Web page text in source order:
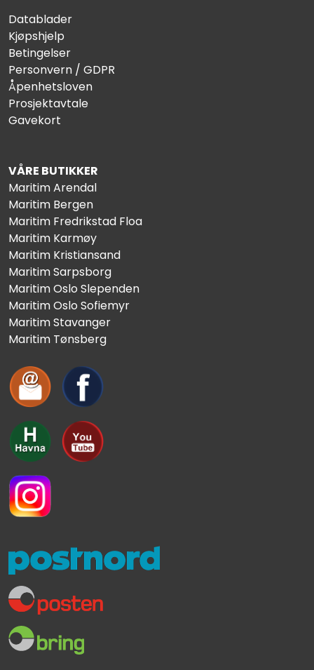
Datablader
Kjøpshjelp
Betingelser
Personvern / GDPR
Åpenhetsloven
Prosjektavtale
Gavekort
VÅRE BUTIKKER
Maritim Arendal
Maritim Bergen
Maritim Fredrikstad Floa
Maritim Karmøy
Maritim Kristiansand
Maritim Sarpsborg
Maritim Oslo Slependen
Maritim Oslo Sofiemyr
Maritim Stavanger
Maritim Tønsberg